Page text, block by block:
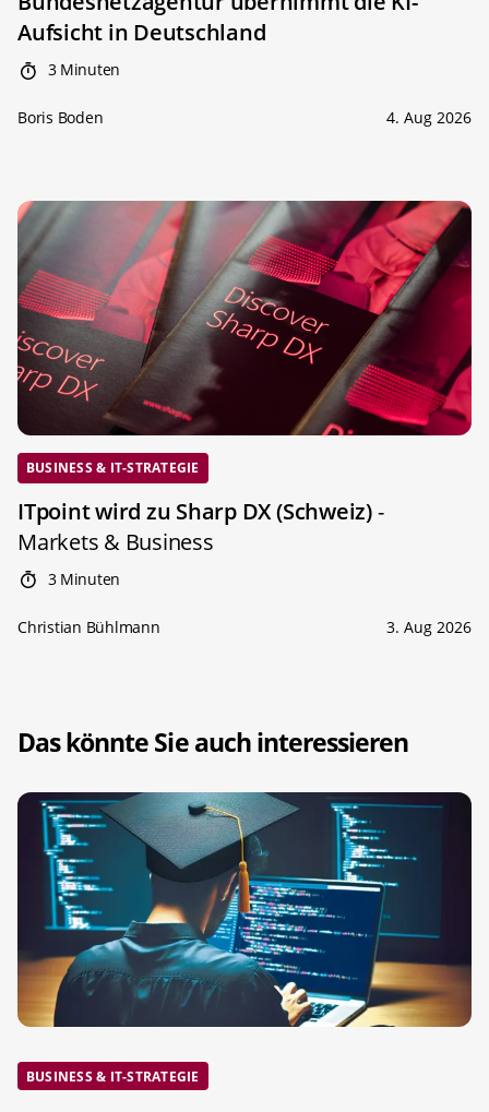
Aufsicht in Deutschland
3 Minuten
Boris Boden 4. Aug 2026
BUSINESS & IT-STRATEGIE
ITpoint wird zu Sharp DX (Schweiz)-
Markets & Business
3 Minuten
Christian Bühlmann 3. Aug 2026
Das könnte Sie auch interessieren
BUSINESS & IT-STRATEGIE